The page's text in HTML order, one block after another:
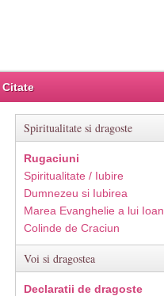
Citate
Spiritualitate si dragoste
Rugaciuni
Spiritualitate / Iubire
Dumnezeu si Iubirea
Marea Evanghelie a lui Ioan
Colinde de Craciun
Voi si dragostea
Declaratii de dragoste